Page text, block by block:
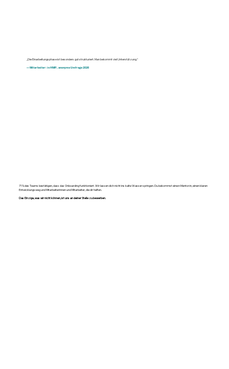
„Die Einarbeitungsphase ist besonders gut strukturiert. Man bekommt viel Unterstützung.“
— Mitarbeiter: in HMP, anonyme Umfrage 2026
71% des Teams bestätigen, dass das Onboarding funktioniert. Wir lassen dich nicht ins kalte Wasser springen. Du bekommst eine:n Mentor:in, einen klaren
Entwicklungsweg und Mitarbeiterinnen und Mitarbeiter, die dir helfen.
Das Einzige, was wir nicht können, ist uns an deiner Stelle zu bewerben.